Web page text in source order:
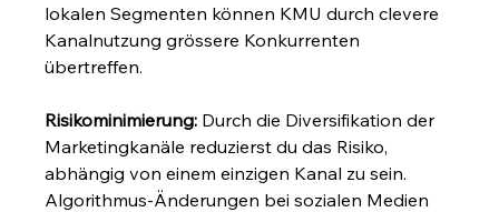
lokalen Segmenten können KMU durch clevere
Kanalnutzung grössere Konkurrenten
übertreffen.
Risikominimierung: Durch die Diversifikation der
Marketingkanäle reduzierst du das Risiko,
abhängig von einem einzigen Kanal zu sein.
Algorithmus-Änderungen bei sozialen Medien